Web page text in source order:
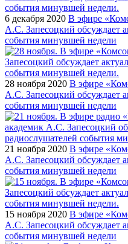
6 декабря 2020 В эфире
А.С. Запесоцкий обсуждает
события минувшей недели
28 ноября 2020 В эфире
А.С. Запесоцкий обсуждает
события минувшей недели
21 ноября 2020 В эфире
А.С. Запесоцкий обсуждает
события минувшей недели
15 ноября 2020 В эфире
А.С. Запесоцкий обсуждает
события минувшей недели